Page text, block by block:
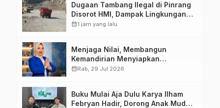
Dugaan Tambang Ilegal di Pinrang
Disorot HMI, Dampak Lingkungan
Jadi Perhatian
calendar_month1 jam yang lalu
Menjaga Nilai, Membangun
Kemandirian Menyiapkan
Kepemimpinan Ekonomi Perempuan
Jamaah
calendar_monthRab, 29 Jul 2026
Buku Mulai Aja Dulu Karya Ilham
Febryan Hadir, Dorong Anak Muda